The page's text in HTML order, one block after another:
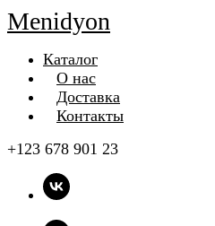
Menidyon
Каталог
О нас
Доставка
Контакты
+123 678 901 23